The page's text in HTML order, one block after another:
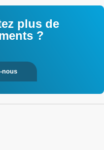
plus de
?
nous